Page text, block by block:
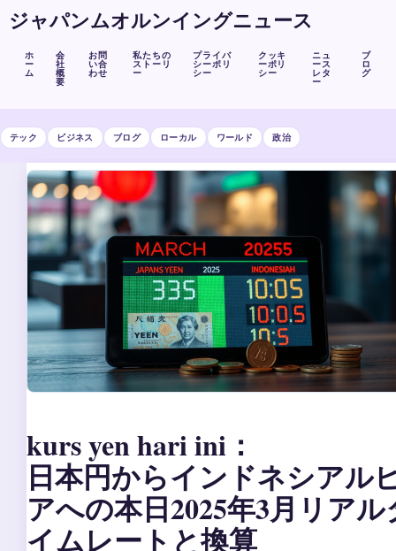
ジャパンムオルンイングニュース
ホ
ー
ム
会
社
概
要
お問
い合
わせ
私たちの
ストーリ
ー
プライバ
シーポリ
シー
クッキ
ーポリ
シー
ニュ
ース
レタ
ー
ブ
ロ
グ
テック ビジネス ブログ ローカル ワールド 政治
kurs yen hari ini：
日本円からインドネシアル
アへの本日2025年3月リアル
イムレートと換算